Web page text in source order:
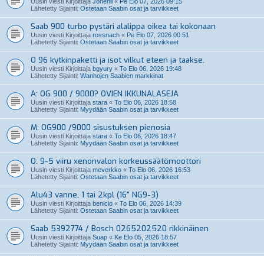
Lähetetty Sijainti: Ostetaan Saabin osat ja tarvikkeet
Saab 900 turbo pystäri alalippa oikea tai kokonaan
Uusin viesti Kirjoittaja rossnach « Pe Elo 07, 2026 00:51
Lähetetty Sijainti: Ostetaan Saabin osat ja tarvikkeet
O 96 kytkinpaketti ja isot vilkut eteen ja taakse.
Uusin viesti Kirjoittaja bgyury « To Elo 06, 2026 19:48
Lähetetty Sijainti: Wanhojen Saabien markkinat
A: OG 900 / 9000? OVIEN IKKUNALASEJA
Uusin viesti Kirjoittaja stara « To Elo 06, 2026 18:58
Lähetetty Sijainti: Myydään Saabin osat ja tarvikkeet
M: OG900 /9000 sisustuksen pienosia
Uusin viesti Kirjoittaja stara « To Elo 06, 2026 18:47
Lähetetty Sijainti: Myydään Saabin osat ja tarvikkeet
O: 9-5 viiru xenonvalon korkeussäätömoottori
Uusin viesti Kirjoittaja meverkko « To Elo 06, 2026 16:53
Lähetetty Sijainti: Ostetaan Saabin osat ja tarvikkeet
Alu43 vanne, 1 tai 2kpl (16" NG9-3)
Uusin viesti Kirjoittaja benicio « To Elo 06, 2026 14:39
Lähetetty Sijainti: Ostetaan Saabin osat ja tarvikkeet
Saab 5392774 / Bosch 0265202520 rikkinäinen
Uusin viesti Kirjoittaja Suap « Ke Elo 05, 2026 18:57
Lähetetty Sijainti: Myydään Saabin osat ja tarvikkeet